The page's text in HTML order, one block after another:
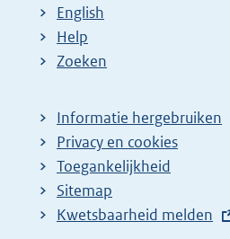
English
Help
Zoeken
Informatie hergebruiken
Privacy en cookies
Toegankelijkheid
Sitemap
E
Kwetsbaarheid melden